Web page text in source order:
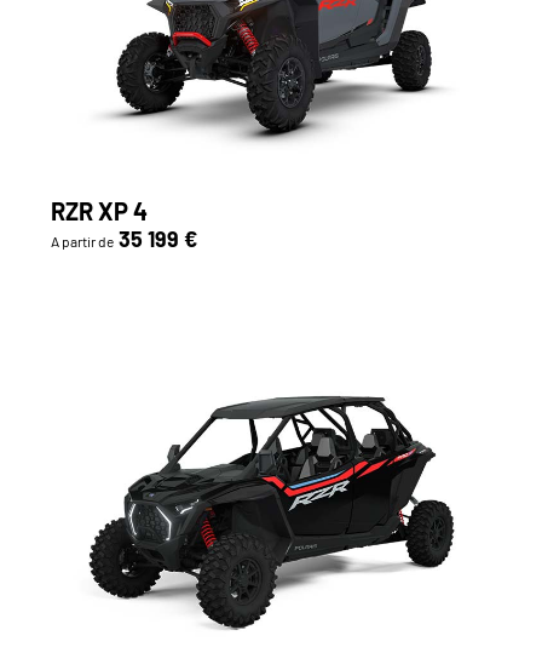
RZR XP 4
A partir de 35 199 €